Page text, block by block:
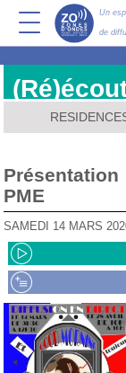
Un
de
Présentation du BTS tertiaire gestion de la
PME
SAMEDI 14 MARS